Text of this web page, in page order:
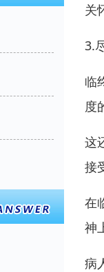
关
3.
临
度
这
接
在
神
病